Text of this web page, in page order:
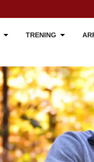
TRENING